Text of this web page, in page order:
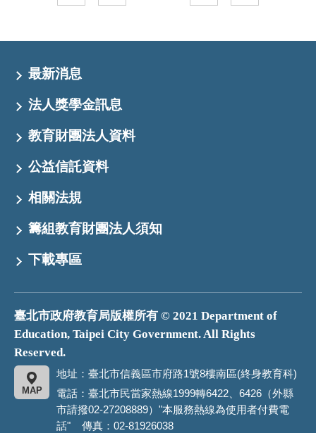
最新消息
法人獎學金訊息
教育財團法人資料
公益信託資料
相關法規
籌組教育財團法人須知
下載專區
臺北市政府教育局版權所有 © 2021 Department of
Education, Taipei City Government. All Rights
Reserved.
地址：臺北市信義區市府路1號8樓南區(終身教育科)
MAP
電話：臺北市民當家熱線1999轉6422、6426（外縣
市請撥02-27208889）"本服務熱線為使用者付費電
話" 傳真：02-81926038